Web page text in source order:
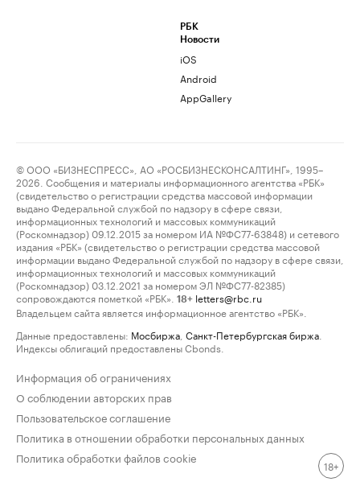
РБК
Новости
iOS
Android
AppGallery
© ООО «БИЗНЕСПРЕСС», АО «РОСБИЗНЕСКОНСАЛТИНГ», 1995–
2026. Сообщения и материалы информационного агентства «РБК»
(свидетельство о регистрации средства массовой информации
выдано Федеральной службой по надзору в сфере связи,
информационных технологий и массовых коммуникаций
(Роскомнадзор) 09.12.2015 за номером ИА №ФС77-63848) и сетевого
издания «РБК» (свидетельство о регистрации средства массовой
информации выдано Федеральной службой по надзору в сфере связи,
информационных технологий и массовых коммуникаций
(Роскомнадзор) 03.12.2021 за номером ЭЛ №ФС77-82385)
сопровождаются пометкой «РБК».
18+ letters@rbc.ru
Владельцем сайта является информационное агентство «РБК».
Данные предоставлены: Мосбиржа Санкт-Петербургская биржа
Индексы облигаций предоставлены Cbonds.
Информация об ограничениях
О соблюдении авторских прав
Пользовательское соглашение
Политика в отношении обработки персональных данных
Политика обработки файлов cookie
18+